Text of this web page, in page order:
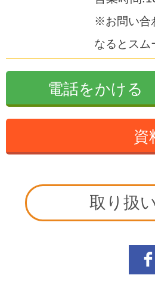
※お問い合
なるとスム
電話をかける
資
取り扱